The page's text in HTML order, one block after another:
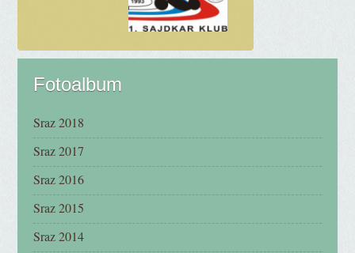
Fotoalbum
Sraz 2018
Sraz 2017
Sraz 2016
Sraz 2015
Sraz 2014